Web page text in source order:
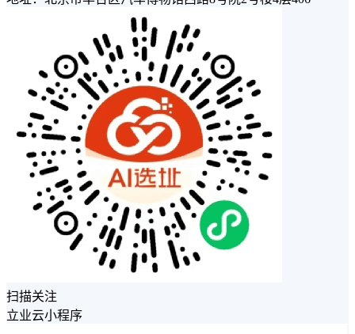
扫描关注
立业云小程序